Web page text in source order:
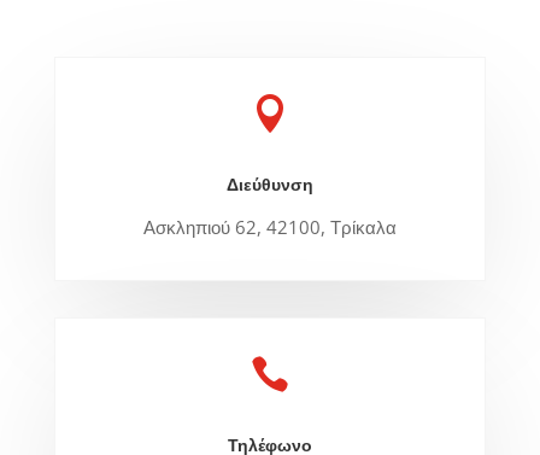

Διεύθυνση
Ασκληπιού 62, 42100, Τρίκαλα

Τηλέφωνο